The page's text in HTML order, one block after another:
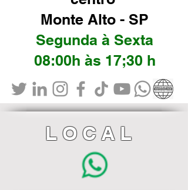
Monte Alto - SP
Segunda à Sexta
08:00h às 17;30 h
LOCAL